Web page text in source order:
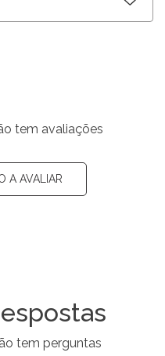
tem avaliações
A AVALIAR
tem perguntas